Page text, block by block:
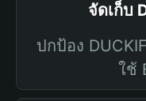
จัดเก็บ
ปกป้อง
ใช้